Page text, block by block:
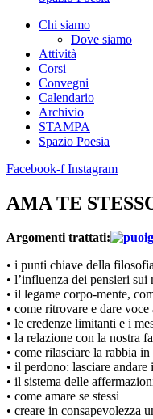
Chi siamo
Dove siamo
Attività
Corsi
Convegni
Calendario
Archivio
STAMPA
Spazio Poesia
Facebook-f Instagram
AMA TE
Argomenti trattati:
• i punti chiave della
• l’influenza dei pensieri
• il legame corpo-mente,
• come ritrovare e dare
• le credenze limitanti e i
• la relazione con la nostra
• come rilasciare la rabbia
• il perdono: lasciare andare
• il sistema delle
• come amare se stessi
• creare in consapevolezza